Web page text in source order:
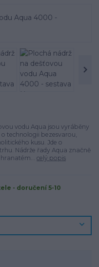
vodu Aqua jsou vyráběny
technologii bezesvarou,
kusu. Jde o
Nádrže řady Aqua značně
celý popis
- doručení 5-10